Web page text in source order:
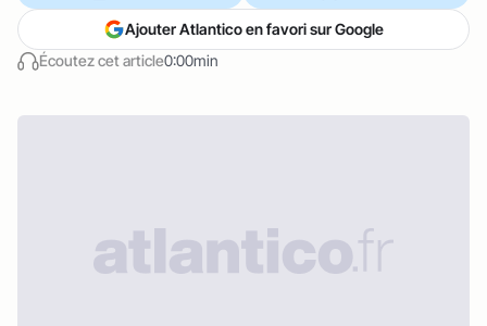
Écoutez cet article0:00min
Ajouter Atlantico en favori sur Google